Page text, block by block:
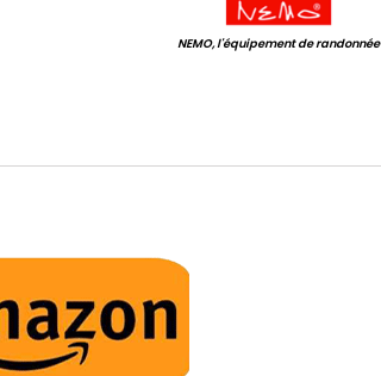
NEMO, l'équipement de randonnée